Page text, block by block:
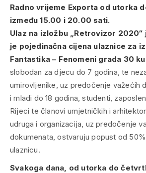
Radno vrijeme Exporta od utorka
između 15.00 i 20.00 sati.
Ulaz na izložbu „Retrovizor
je pojedinačna cijena ulaznice za
Fantastika – Fenomeni grada 30
slobodan za djecu do 7 godina, te
umirovljenike, uz predočenje važećih
i mladi do 18 godina, studenti,
Rijeci te članovi umjetničkih i
udruga i organizacija, uz predočenje
dokumenata, ostvaruju popust od
ulaznicu.
Svakoga dana, od utorka do